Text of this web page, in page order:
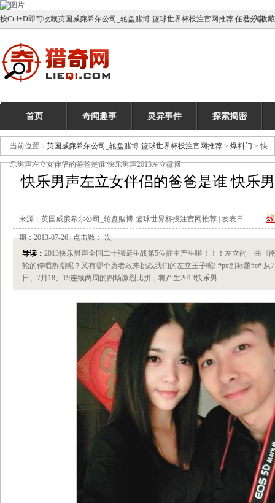
按Ctrl+D即可收藏英国威廉希尔公司_轮盘赌博-篮球世界杯投注官网推荐 任君分享！
加入收藏
首页 奇闻趣事 灵异事件 探索揭密
当前位置： 英国威廉希尔公司_轮盘赌博-篮球世界杯投注官网推荐 > 爆料门 > 快
乐男声左立女伴侣的爸爸是谁 快乐男声2013左立微博
快乐男声左立女伴侣的爸爸是谁 快乐
来源：英国威廉希尔公司_轮盘赌博-篮球世界杯投注官网推荐 | 发表日
期：2013-07-26 | 点击数：次
导读： 2013快乐男声全国二十强诞生战第5位擂主产生啦！！！左立的一曲《
轮的传唱热潮呢？又有哪个勇者敢来挑战我们的左立王子呢! #p#副标题#e# 从
日、7月18、19连续两周的四场激烈比拼，将产生2013快乐男